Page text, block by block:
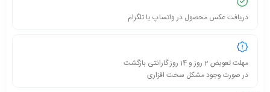
دریافت عکس محصول در واتساپ یا تلگرام
مهلت تعویض 2 روز و 14 روز گارانتی بازگشت
در صورت وجود مشکل سخت افزاری